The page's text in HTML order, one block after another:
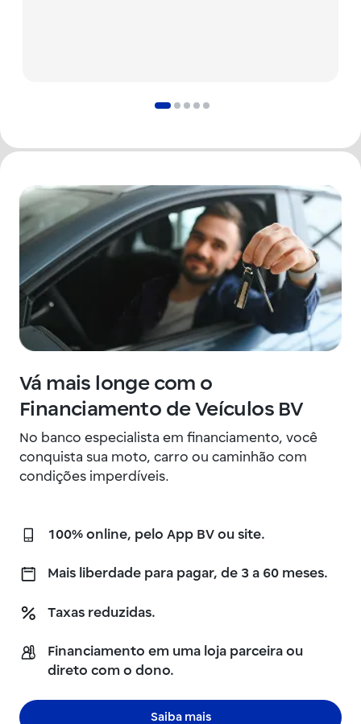
Vá mais longe com o
Financiamento de Veículos BV
No banco especialista em financiamento, você
conquista sua moto, carro ou caminhão com
condições imperdíveis.
100% online, pelo App BV ou site.
Mais liberdade para pagar, de 3 a 60 meses.
Taxas reduzidas.
Financiamento em uma loja parceira ou
direto com o dono.
Saiba mais